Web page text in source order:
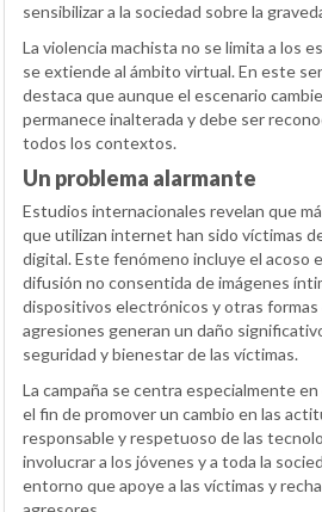
sensibilizar a la sociedad sobre la
La violencia machista no se limita a los
se extiende al ámbito virtual. En este
destaca que aunque el escenario
permanece inalterada y debe ser
todos los contextos.
Un problema alarmante
Estudios internacionales revelan que
que utilizan internet han sido víctimas
digital. Este fenómeno incluye el acoso
difusión no consentida de imágenes
dispositivos electrónicos y otras formas
agresiones generan un daño
seguridad y bienestar de las víctimas.
La campaña se centra especialmente
el fin de promover un cambio en las
responsable y respetuoso de las
involucrar a los jóvenes y a toda la
entorno que apoye a las víctimas y